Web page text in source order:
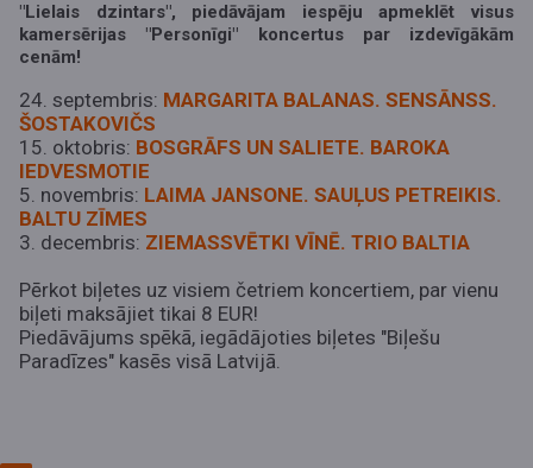
"Lielais dzintars", piedāvājam iespēju apmeklēt visus
kamersērijas "Personīgi" koncertus par izdevīgākām
cenām!
24. septembris: MARGARITA BALANAS. SENSĀNSS.
ŠOSTAKOVIČS
15. oktobris: BOSGRĀFS UN SALIETE. BAROKA
IEDVESMOTIE
5. novembris: LAIMA JANSONE. SAUĻUS PETREIKIS.
BALTU ZĪMES
3. decembris: ZIEMASSVĒTKI VĪNĒ. TRIO BALTIA
Pērkot biļetes uz visiem četriem koncertiem, par vienu
biļeti maksājiet tikai 8 EUR!
Piedāvājums spēkā, iegādājoties biļetes "Biļešu
Paradīzes" kasēs visā Latvijā.